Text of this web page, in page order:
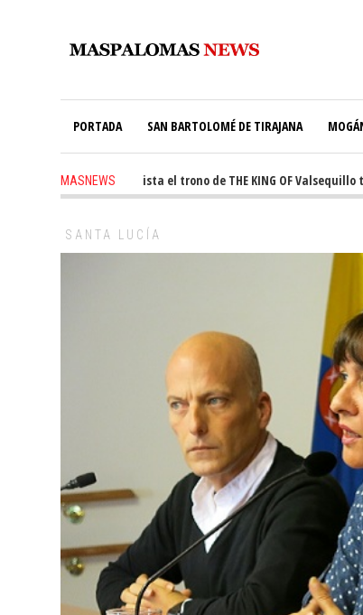
PORTADA SAN BARTOLOMÉ DE TIRAJANA
MASNEWS
Ale Martín conquista el trono de THE KING OF Valsequillo
SANTA LUCÍA